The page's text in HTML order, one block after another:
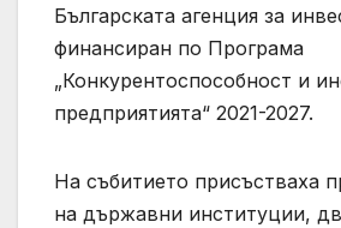
Българската агенция за
финансиран по Програма
„Конкурентоспособност и
предприятията“ 2021-2027.
На събитието присъстваха
на държавни институции,